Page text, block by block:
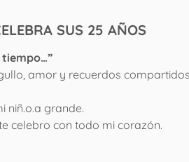
SUS 25 AÑOS
tiempo…”
amor y recuerdos
niñ.o.a grande.
celebro con todo mi corazón.